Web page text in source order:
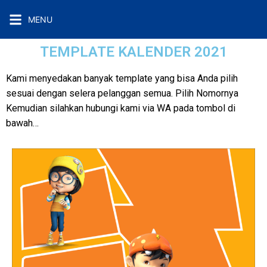
MENU
TEMPLATE KALENDER 2021
Kami menyedakan banyak template yang bisa Anda pilih
sesuai dengan selera pelanggan semua. Pilih Nomornya
Kemudian silahkan hubungi kami via WA pada tombol di
bawah…